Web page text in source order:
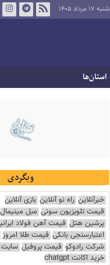
شنبه ۱۷ مرداد ۱۴۰۵
استان‌ها
وبگردی
خبرآنلاین راه نو آنلاین بازی آنلاین
قیمت تلویزیون سونی مبل مینیمال
پرشین هتل قیمت آهن فولاد
اعتبارسنجی بانکی قیمت طلا امروز
شرکت رادوکو قیمت پروفیل سایت
خرید اکانت chatgpt